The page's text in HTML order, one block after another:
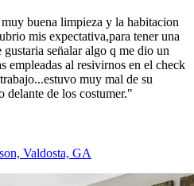
buena limpieza y la habitacion
mis expectativa,para tener una
sen̈alar algo q me dio un
empleadas al resivirnos en el check
muy mal de su
delante de los costumer."
Valdosta, GA